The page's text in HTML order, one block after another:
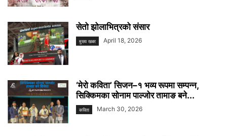
सेतो झोलाभित्रको संसार
मुख्य खबर April 18, 2026
‘मेरो कविता’ सिजन–१ भव्य रूपमा सम्पन्न,
सिक्किमका सोनाम पाल्जोर तामाङ बने...
कविता March 30, 2026